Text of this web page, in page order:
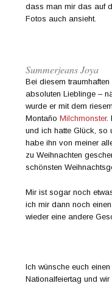
dass man mir das auf
Fotos auch ansieht.
Summerjeans Joya
Bei diesem
absoluten Lieblinge –
wurde er mit dem
MontañoMilchmonster.
und ich hatte Glück, so
habe ihn von meiner
zu Weihnachten
schönsten
Mir ist sogar noch
ich mir dann noch
wieder eine andere
Ich wünsche euch
Nationalfeiertag und